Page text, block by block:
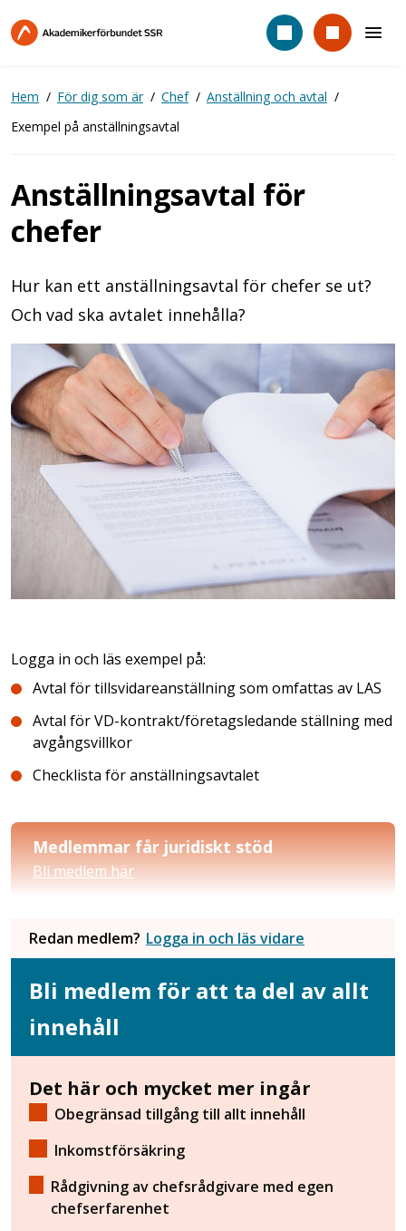
till
Hem För dig som är Chef
Anställning och avtal
Exempel på anställningsavtal
Anställningsavtal för
chefer
Hur kan ett anställningsavtal för chefer se ut?
Och vad ska avtalet innehålla?
Logga in och läs exempel på:
Avtal för tillsvidareanställning som omfattas av LAS
Avtal för VD-kontrakt/företagsledande ställning med
avgångsvillkor
Checklista för anställningsavtalet
Medlemmar får juridiskt stöd
Bli medlem här
Bli medlem för att ta del av allt
innehåll
Redan medlem? Logga in och läs vidare
Det här och mycket mer ingår
Obegränsad tillgång till allt innehåll
Inkomstförsäkring
Rådgivning av chefsrådgivare med egen
chefserfarenhet